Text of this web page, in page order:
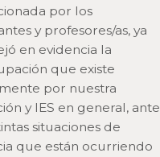
por los
y profesores/as, ya
en evidencia la
que existe
por nuestra
y IES en general, ante
situaciones de
que están ocurriendo